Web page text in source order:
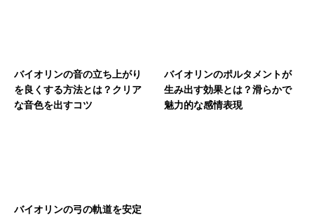
バイオリンの音の立ち上がり
を良くする方法とは？クリア
な音色を出すコツ
バイオリンのポルタメントが
生み出す効果とは？滑らかで
魅力的な感情表現
バイオリンの弓の軌道を安定